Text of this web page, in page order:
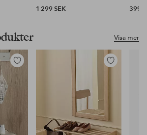
1 299 SEK
399
Visa mer
Lägg
Lägg